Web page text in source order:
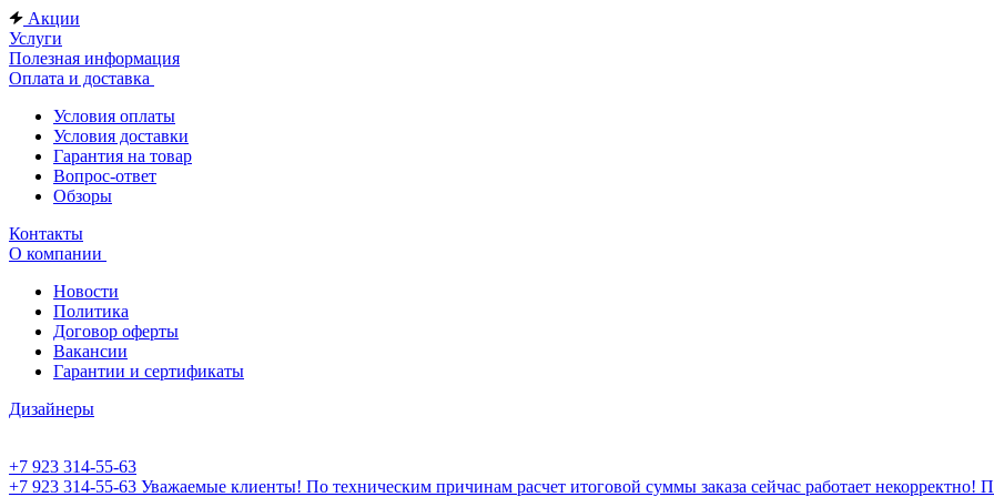
Акции
Услуги
Полезная информация
Оплата и доставка
Условия оплаты
Условия доставки
Гарантия на товар
Вопрос-ответ
Обзоры
Контакты
О компании
Новости
Политика
Договор оферты
Вакансии
Гарантии и сертификаты
Дизайнеры
+7 923 314-55-63
+7 923 314-55-63 Уважаемые клиенты! По техническим причинам расчет итоговой суммы заказа сейчас работает